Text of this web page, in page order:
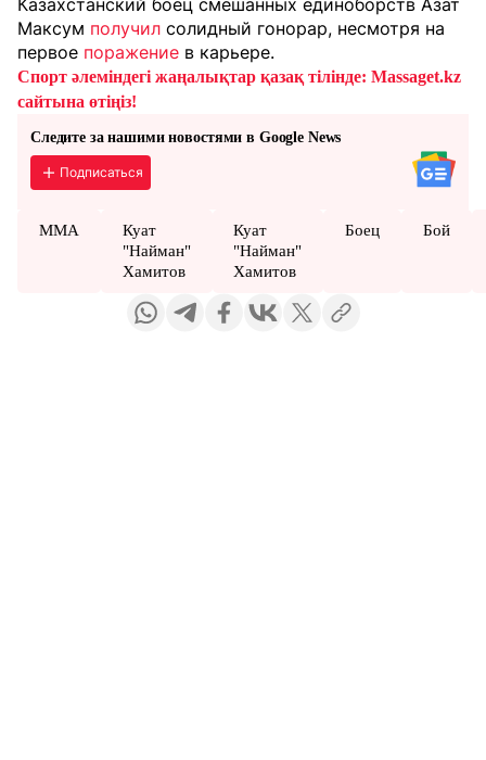
Казахстанский боец смешанных единоборств Азат
Максум получил солидный гонорар, несмотря на
первое поражение в карьере.
Спорт әлеміндегі жаңалықтар қазақ тілінде: Massaget.kz
сайтына өтіңіз!
Следите за нашими новостями в Google News
Подписаться
ММА
Куат
"Найман"
Хамитов
Куат
"Найман"
Хамитов
Боец Бой